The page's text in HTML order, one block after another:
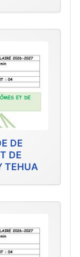
DE
DE
TEHUA